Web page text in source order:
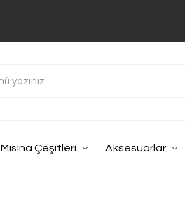
Misina Çeşitleri Aksesuarlar